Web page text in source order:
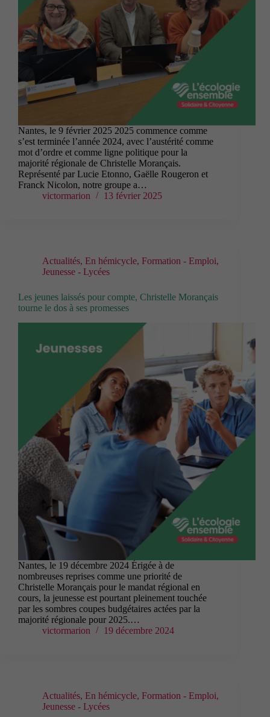
Nantes, le 9 février 2025 2025 commence comme
s’est terminée l’année 2024, avec l’austérité comme
mot d’ordre et comme ligne politique pour la
majorité régionale de Christelle Morançais.
Représenté par Lucie Etonno, Gaëlle Rougeron et
Franck Nicolon, notre groupe a…
victormarion
13 février 2025
Actualités, En hémicycle, Formation - Emploi,
Jeunesse - Lycées
Les jeunes laissés pour compte, Christelle Morançais
tourne le dos à ses promesses
Nantes, le 19 décembre 2024 Érigée à de
nombreuses reprises comme une priorité de
Christelle Morançais pour le mandat régional en
cours, la jeunesse est pourtant pleinement touchée
par les sombres coupes budgétaires actées par la
majorité régionale pour 2025.…
victormarion
19 décembre 2024
Actualités, En hémicycle, Formation - Emploi,
Jeunesse - Lycées